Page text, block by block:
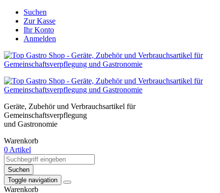
Suchen
Zur Kasse
Ihr Konto
Anmelden
Geräte, Zubehör und Verbrauchsartikel für
Gemeinschaftsverpflegung
und Gastronomie
Warenkorb
0 Artikel
Suchen
Toggle navigation
Warenkorb